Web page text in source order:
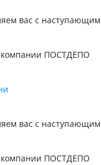
вас с наступающим
ПОСТДЕПО
вас с наступающим
ПОСТДЕПО